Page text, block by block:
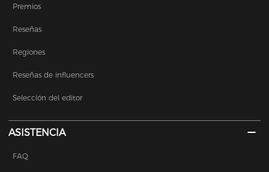
Premios
Reseñas
Regiones
Reseñas de influencers
Selección del editor
ASISTENCIA
FAQ